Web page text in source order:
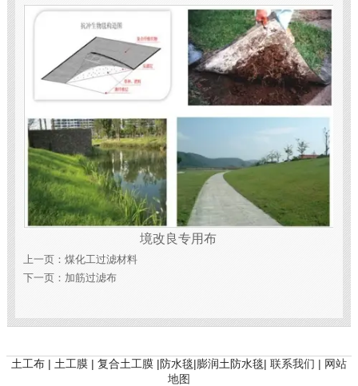
境改良专用布
上一页： 煤化工过滤材料
下一页： 加筋过滤布
土工布 | 土工膜 | 复合土工膜 |防水毯|膨润土防水毯| 联系我们 | 网站
地图